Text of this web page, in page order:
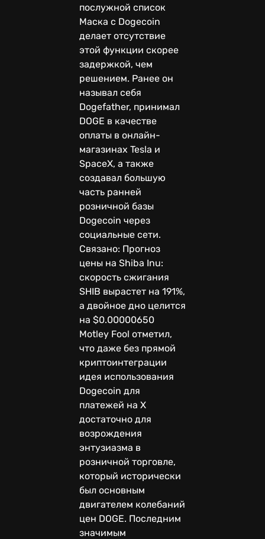
послужной список
Маска с Dogecoin
делает отсутствие
этой функции скорее
задержкой, чем
решением. Ранее он
называл себя
Dogefather, принимал
DOGE в качестве
оплаты в онлайн-
магазинах Tesla и
SpaceX, а также
создавал большую
часть ранней
розничной базы
Dogecoin через
социальные сети.
Связано: Прогноз
цены на Shiba Inu:
скорость сжигания
SHIB вырастет на 191%,
а двойное дно целится
на $0.00000650
Motley Fool отметил,
что даже без прямой
криптоинтеграции
идея использования
Dogecoin для
платежей на X
достаточно для
возрождения
энтузиазма в
розничной торговле,
который исторически
был основным
двигателем колебаний
цен DOGE. Последним
значимым